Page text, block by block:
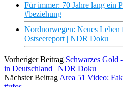
Für immer: 70 Jahre lang ein
#beziehung
Nordnorwegen: Neues Leben
Ostseereport | NDR Doku
Vorheriger Beitrag Schwarzes Gold
in Deutschland | NDR Doku
Nächster Beitrag Area 51 Video: